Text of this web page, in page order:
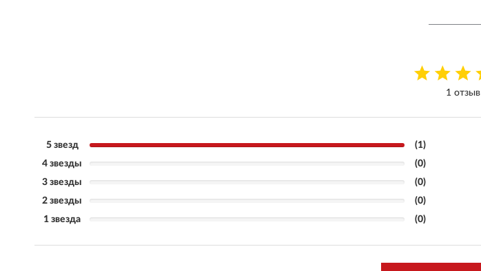
1 отзыв
5 звезд
(1)
4 звезды
(0)
3 звезды
(0)
2 звезды
(0)
1 звезда
(0)